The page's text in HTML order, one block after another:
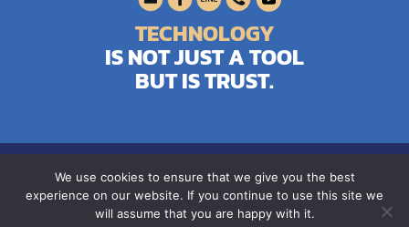
TECHNOLOGY
IS NOT JUST A TOOL
BUT IS TRUST.
Copyright © 2026 Matrix Business Services Co.,Ltd. .AllRights
Reserved.
We use cookies to ensure that we give you the best
experience on our website. If you continue to use this site we
will assume that you are happy with it.